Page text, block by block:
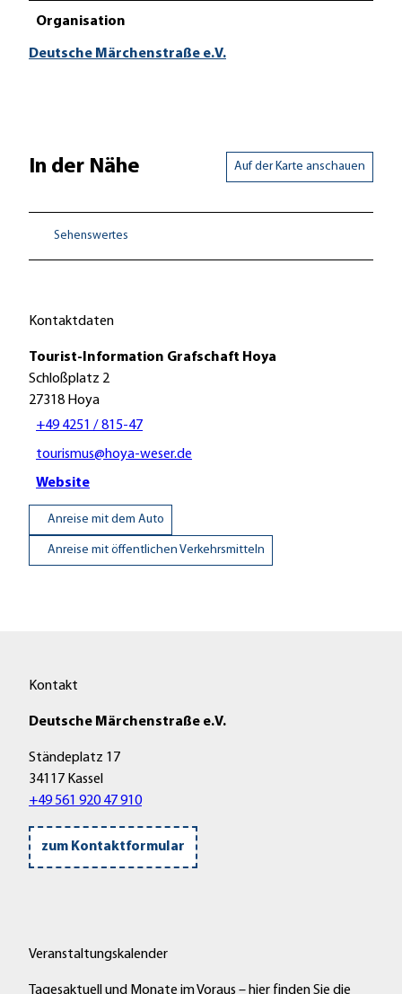
Organisation
Deutsche Märchenstraße e.V.
In der Nähe Auf der Karte anschauen
Sehenswertes
Kontaktdaten
Tourist-Information Grafschaft Hoya
Schloßplatz 2
27318 Hoya
+49 4251 / 815-47
tourismus@hoya-weser.de
Website
Anreise mit dem Auto
Anreise mit öffentlichen Verkehrsmitteln
Kontakt
Deutsche Märchenstraße e.V.
Ständeplatz 17
34117 Kassel
+49 561 920 47 910
zum Kontaktformular
Veranstaltungskalender
Tagesaktuell und Monate im Voraus – hier finden Sie die